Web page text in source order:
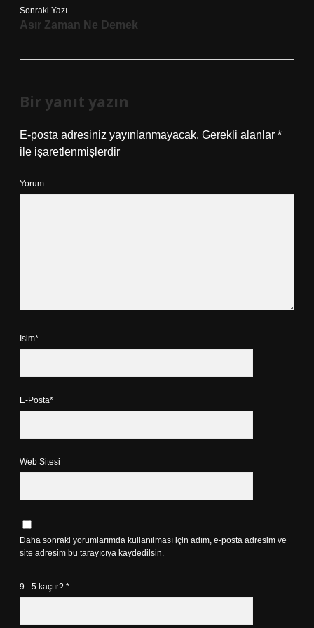
Sonraki Yazı
Asır Zaman Ne Demek
Bir yanıt yazın
E-posta adresiniz yayınlanmayacak. Gerekli alanlar *
ile işaretlenmişlerdir
Yorum
İsim*
E-Posta*
Web Sitesi
Daha sonraki yorumlarımda kullanılması için adım, e-posta adresim ve
site adresim bu tarayıcıya kaydedilsin.
9 - 5 kaçtır? *